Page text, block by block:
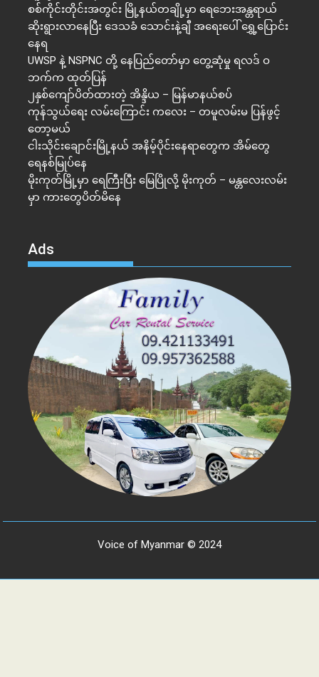
စစ်ကိုင်းတိုင်းအတွင်း မြို့နယ်တချို့မှာ ရေဘေးအန္တရာယ်
ဆိုးရွားလာနေပြီး ဒေသခံ သောင်းနဲ့ချီ အရေးပေါ် ရွှေ့ပြောင်း
နေရ
UWSP နဲ့ NSPNC တို့ နေပြည်တော်မှာ တွေ့ဆုံမှု ရလဒ် ဝ
ဘက်က ထုတ်ပြန်
၂နှစ်​ကျော်ပိတ်ထားတဲ့ အိန္ဒိယ – မြန်မာနယ်စပ်
ကုန်သွယ်ရေး လမ်းကြောင်း ကလေး – တမူလမ်းမ ပြန်ဖွင့်
တော့မယ်
ငါးသိုင်းချောင်းမြို့နယ် အနိမ့်ပိုင်းနေရာတွေက အိမ်​တွေ
ရေနစ်မြုပ်နေ
မိုးကုတ်မြို့မှာ ရေကြီးပြီး မြေပြိုလို့ မိုးကုတ် – မန္တလေးလမ်း
မှာ ကားတွေပိတ်မိနေ
Ads
Voice of Myanmar © 2024